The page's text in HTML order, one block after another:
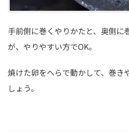
手前側に巻くやりかたと、奥側に
が、やりやすい方でOK。
焼けた卵をへらで動かして、巻き
しょう。